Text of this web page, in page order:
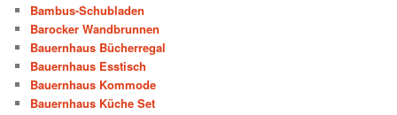
Bambus-Schubladen
Barocker Wandbrunnen
Bauernhaus Bücherregal
Bauernhaus Esstisch
Bauernhaus Kommode
Bauernhaus Küche Set